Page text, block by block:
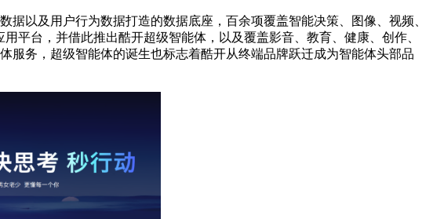
以及用户行为数据打造的数据底座，百余项覆盖智能决策、图像、视频、
平台，并借此推出酷开超级智能体，以及覆盖影音、教育、健康、创作、
服务，超级智能体的诞生也标志着酷开从终端品牌跃迁成为智能体头部品